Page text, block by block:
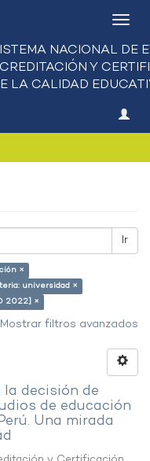
Ir
×
universidad ×
2022] ×
Mostrar filtros avanzados
decisión de
de educación
Una mirada